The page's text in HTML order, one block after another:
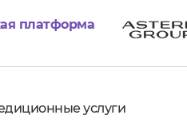
платформа
услуги